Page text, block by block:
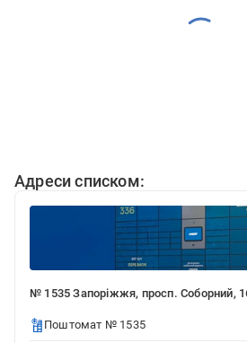
Адреси списком:
№ 1535 Запоріжжя, просп. Соборний,
Поштомат № 1535